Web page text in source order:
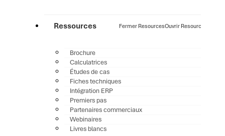
Ressources Fermer ResourcesOuvrir Resources
Brochure
Calculatrices
Études de cas
Fiches techniques
Intégration ERP
Premiers pas
Partenaires commerciaux
Webinaires
Livres blancs